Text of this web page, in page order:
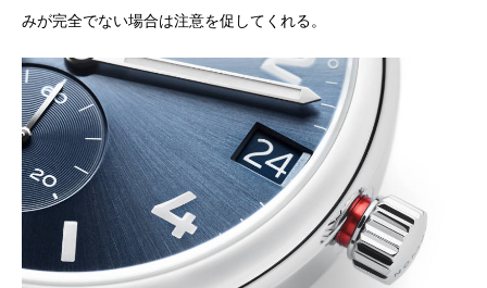
みが完全でない場合は注意を促してくれる。